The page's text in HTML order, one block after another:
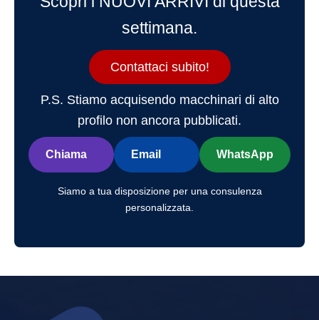
settimana.
Contattaci subito!
P.S. Stiamo acquisendo macchinari di alto
profilo non ancora pubblicati.
Chiama Email WhatsApp
Siamo a tua disposizione per una consulenza
personalizzata.